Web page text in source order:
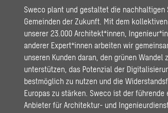
Sweco plant und gestaltet die nachhaltigen
Gemeinden der Zukunft. Mit dem
unserer 23.000 Architekt*innen,
anderer Expert*innen arbeiten wir
unseren Kunden daran, den grünen Wandel
unterstützen, das Potenzial der
bestmöglich zu nutzen und die
Europas zu stärken. Sweco ist der führende
Anbieter für Architektur- und